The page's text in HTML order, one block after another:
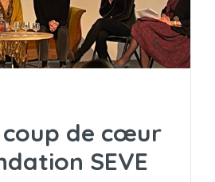
de cœur
SEVE